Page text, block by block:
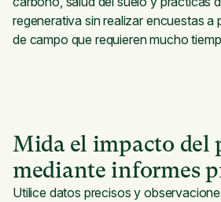
regenerativa sin realizar encuestas a
de campo que requieren mucho
Mida el impacto del
mediante informes
Utilice datos precisos y